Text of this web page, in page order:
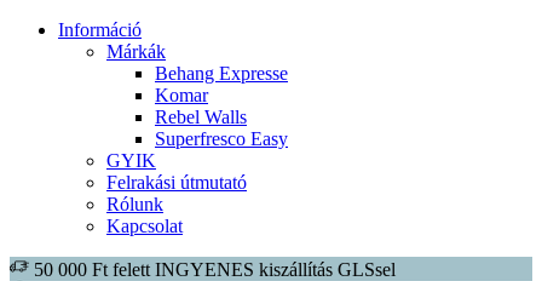
Információ
Márkák
Behang Expresse
Komar
Rebel Walls
Superfresco Easy
GYIK
Felrakási útmutató
Rólunk
Kapcsolat
50 000 Ft felett INGYENES kiszállítás GLSsel